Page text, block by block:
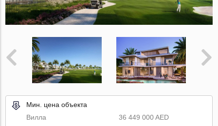
Мин. цена объекта
Вилла
36 449 000 AED